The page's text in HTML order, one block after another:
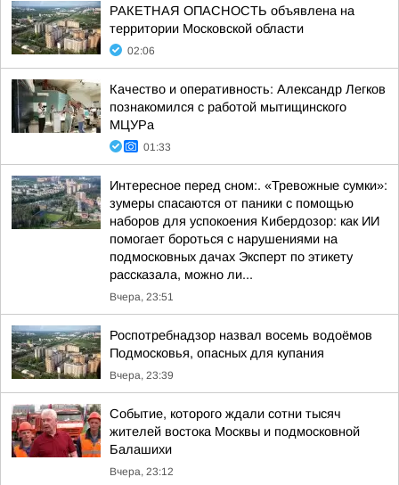
РАКЕТНАЯ ОПАСНОСТЬ объявлена на
территории Московской области
02:06
Качество и оперативность: Александр Легков
познакомился с работой мытищинского
МЦУРа
01:33
Интересное перед сном:. «Тревожные сумки»:
зумеры спасаются от паники с помощью
наборов для успокоения Кибердозор: как ИИ
помогает бороться с нарушениями на
подмосковных дачах Эксперт по этикету
рассказала, можно ли...
Вчера, 23:51
Роспотребнадзор назвал восемь водоёмов
Подмосковья, опасных для купания
Вчера, 23:39
Событие, которого ждали сотни тысяч
жителей востока Москвы и подмосковной
Балашихи
Вчера, 23:12